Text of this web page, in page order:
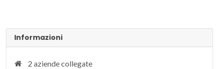
Informazioni
2 aziende collegate